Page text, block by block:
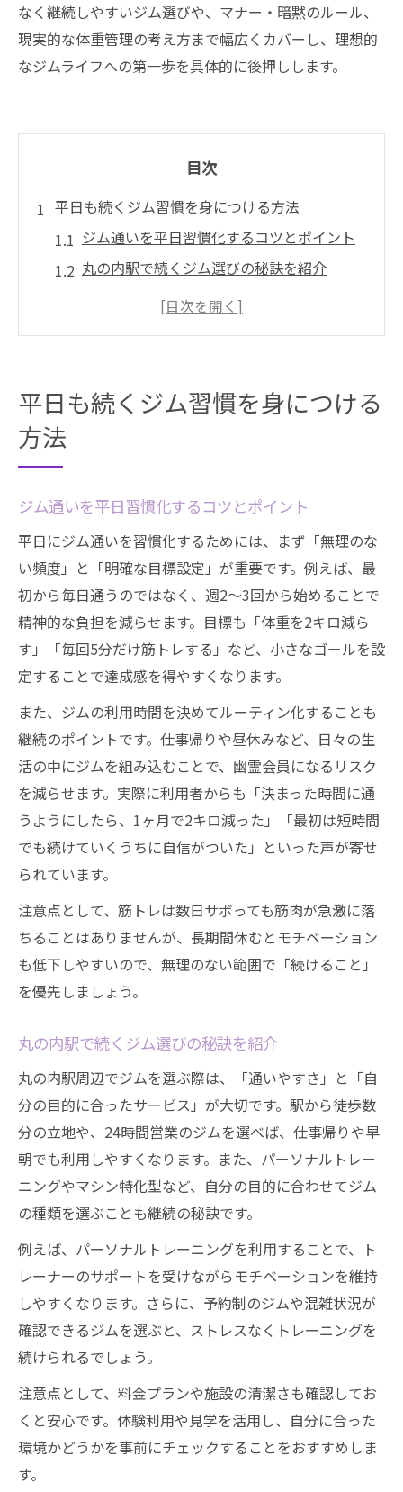
なく継続しやすいジム選びや、マナー・暗黙のルール、
現実的な体重管理の考え方まで幅広くカバーし、理想的
なジムライフへの第一歩を具体的に後押しします。
目次
平日も続くジム習慣を身につける方法
ジム通いを平日習慣化するコツとポイント
丸の内駅で続くジム選びの秘訣を紹介
平日ジム通いを無理なく続ける時間管理法
初心者でも安心なジム利用の始め方と心構
え
筋トレを休んだ時の影響と回復のヒント
ジム休養日でも筋力維持できるコツを伝授
筋トレサボり期間と身体への影響を知ろう
超回復の仕組みと効果的なジム再開タイミ
ング
筋トレ休養中の不安を減らす知識とジム習
慣
ジムでのマナーと暗黙のルールを徹底解説
ジム利用時に守るべきマナーの基本を解説
ゴールドジム系の暗黙ルールと注意点まと
め
器具の使い方や場所取りのジム内マナー実
例
スマホや会話マナーで周囲に配慮するコツ
丸の内駅周辺で無理なく通えるジム活用術
丸の内駅近くでジム通いを続ける工夫を紹
介
仕事帰りに立ち寄れるジム活用の時間管理
ジムで継続しやすいルートと利用方法の工
夫
丸の内駅エリアで気軽に始めるジム習慣
幽霊会員にならずに続ける工夫を紹介
ジム通いを続けて幽霊会員を防ぐ方法とは
幽霊会員になる原因とジム継続のコツを解
説
忙しい平日でもジム習慣を維持する実践例
ジム利用の目標設定で通うモチベーション
維持
会費が無駄にならないジム活用の考え方
減量や筋力維持を叶える平日ジム活用法
平日ジム通いで理想の減量を目指すポイン
平日も続くジム習慣を身につける
方法
ジム通いを平日習慣化するコツとポイント
平日にジム通いを習慣化するためには、まず「無理のな
い頻度」と「明確な目標設定」が重要です。例えば、最
初から毎日通うのではなく、週2～3回から始めることで
精神的な負担を減らせます。目標も「体重を2キロ減ら
す」「毎回5分だけ筋トレする」など、小さなゴールを設
定することで達成感を得やすくなります。
また、ジムの利用時間を決めてルーティン化することも
継続のポイントです。仕事帰りや昼休みなど、日々の生
活の中にジムを組み込むことで、幽霊会員になるリスク
を減らせます。実際に利用者からも「決まった時間に通
うようにしたら、1ヶ月で2キロ減った」「最初は短時間
でも続けていくうちに自信がついた」といった声が寄せ
られています。
注意点として、筋トレは数日サボっても筋肉が急激に落
ちることはありませんが、長期間休むとモチベーション
も低下しやすいので、無理のない範囲で「続けること」
を優先しましょう。
丸の内駅で続くジム選びの秘訣を紹介
丸の内駅周辺でジムを選ぶ際は、「通いやすさ」と「自
分の目的に合ったサービス」が大切です。駅から徒歩数
分の立地や、24時間営業のジムを選べば、仕事帰りや早
朝でも利用しやすくなります。また、パーソナルトレー
ニングやマシン特化型など、自分の目的に合わせてジム
の種類を選ぶことも継続の秘訣です。
例えば、パーソナルトレーニングを利用することで、ト
レーナーのサポートを受けながらモチベーションを維持
しやすくなります。さらに、予約制のジムや混雑状況が
確認できるジムを選ぶと、ストレスなくトレーニングを
続けられるでしょう。
注意点として、料金プランや施設の清潔さも確認してお
くと安心です。体験利用や見学を活用し、自分に合った
環境かどうかを事前にチェックすることをおすすめしま
す。